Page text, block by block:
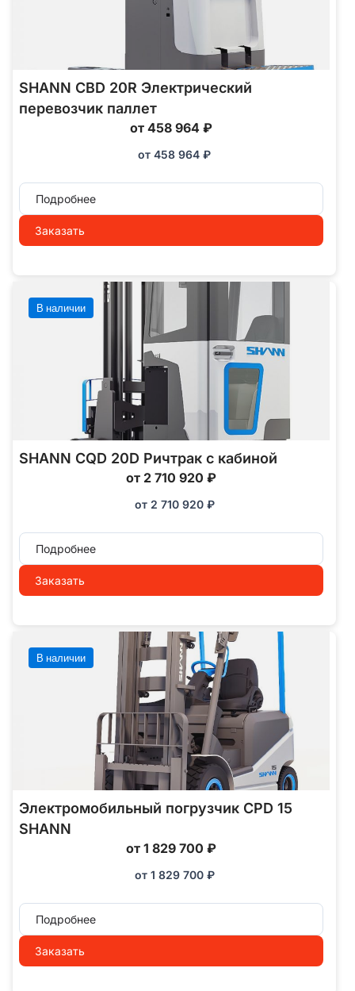
SHANN CBD 20R Электрический
перевозчик паллет
от 458 964 ₽
от 458 964 ₽
Подробнее
Заказать
В наличии
SHANN CQD 20D Ричтрак с кабиной
от 2 710 920 ₽
от 2 710 920 ₽
Подробнее
Заказать
В наличии
Электромобильный погрузчик CPD 15
SHANN
от 1 829 700 ₽
от 1 829 700 ₽
Подробнее
Заказать